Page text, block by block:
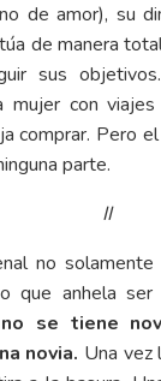
de amor), su
de manera
sus
mujer con
comprar. Pero
parte.
II
no
que anhela ser
se tiene
novia. Una vez